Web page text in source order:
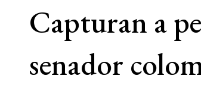
Capturan a
senador